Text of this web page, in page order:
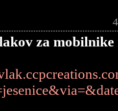
za mobilnike